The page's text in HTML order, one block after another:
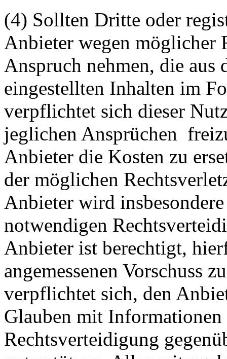
(4) Sollten Dritte oder
Anbieter wegen möglicher
Anspruch nehmen, die aus
eingestellten Inhalten im
verpflichtet sich dieser
jeglichen Ansprüchen
Anbieter die Kosten zu
der möglichen
Anbieter wird
notwendigen
Anbieter ist berechtigt,
angemessenen Vorschuss
verpflichtet sich, den
Glauben mit
Rechtsverteidigung